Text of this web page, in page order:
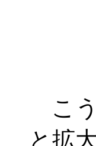
こう
と拡